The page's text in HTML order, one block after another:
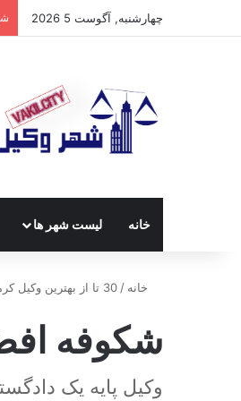
چهارشنبه, آگوست 5 2026
خانه لیست شهر ها
خانه / 30 تا از بهترین وکیل کرمان⚖️سال 1405
شکوفه
وکیل پایه یک